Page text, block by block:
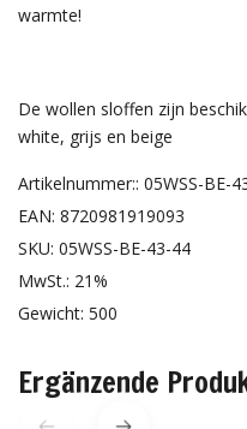
warmte!
De wollen sloffen zijn
white, grijs en beige
Artikelnummer:: 05WSS-BE-
EAN: 8720981919093
SKU: 05WSS-BE-43-44
MwSt.: 21%
Gewicht: 500
Ergänzende